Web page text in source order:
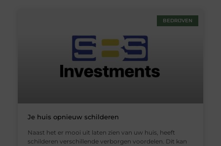
BEDRIJVEN
Je huis opnieuw schilderen
Naast het er mooi uit laten zien van uw huis, heeft
schilderen verschillende verborgen voordelen. Dit kan